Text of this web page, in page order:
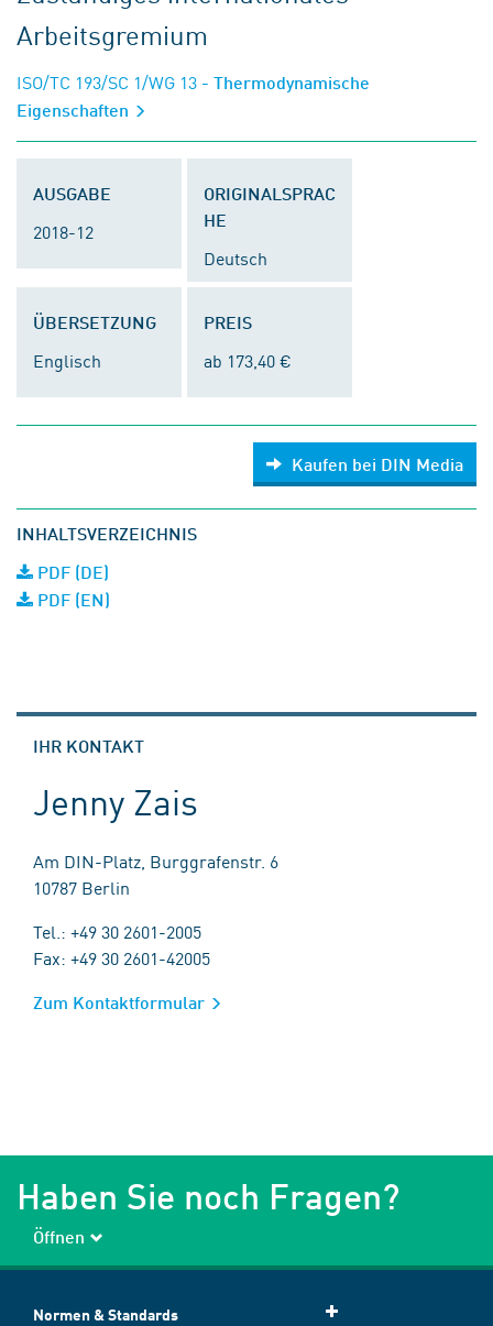
Arbeitsgremium
ISO/TC 193/SC 1/WG 13 - Thermodynamische
Eigenschaften
AUSGABE
2018-12
ORIGINALSPRAC
HE
Deutsch
ÜBERSETZUNG
Englisch
PREIS
ab 173,40 €
Kaufen bei DIN Media
INHALTSVERZEICHNIS
PDF (DE)
PDF (EN)
IHR KONTAKT
Jenny Zais
Am DIN-Platz, Burggrafenstr. 6
10787 Berlin
Tel.: +49 30 2601-2005
Fax: +49 30 2601-42005
Zum Kontaktformular
Haben Sie noch Fragen?
Öffnen
Normen & Standards